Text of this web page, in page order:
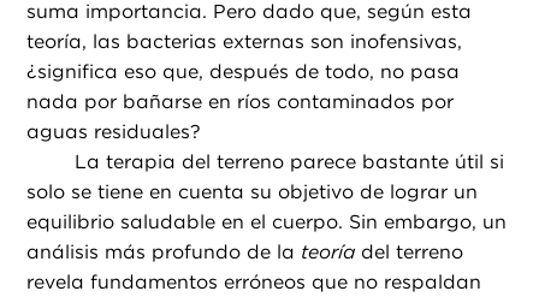
suma importancia. Pero dado que, según esta
teoría, las bacterias externas son inofensivas,
¿significa eso que, después de todo, no pasa
nada por bañarse en ríos contaminados por
aguas residuales?
La terapia del terreno parece bastante útil si
solo se tiene en cuenta su objetivo de lograr un
equilibrio saludable en el cuerpo. Sin embargo, un
análisis más profundo de la teoría del terreno
revela fundamentos erróneos que no respaldan